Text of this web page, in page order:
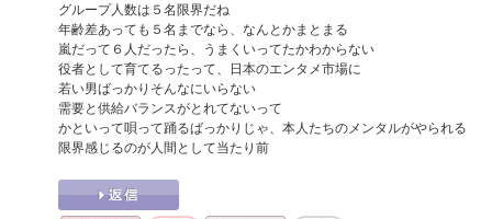
グループ人数は５名限界だね
年齢差あっても５名までなら、なんとかまとまる
嵐だって６人だったら、うまくいってたかわからない
役者として育てるったって、日本のエンタメ市場に
若い男ばっかりそんなにいらない
需要と供給バランスがとれてないって
かといって唄って踊るばっかりじゃ、本人たちのメンタルがやられる
限界感じるのが人間として当たり前